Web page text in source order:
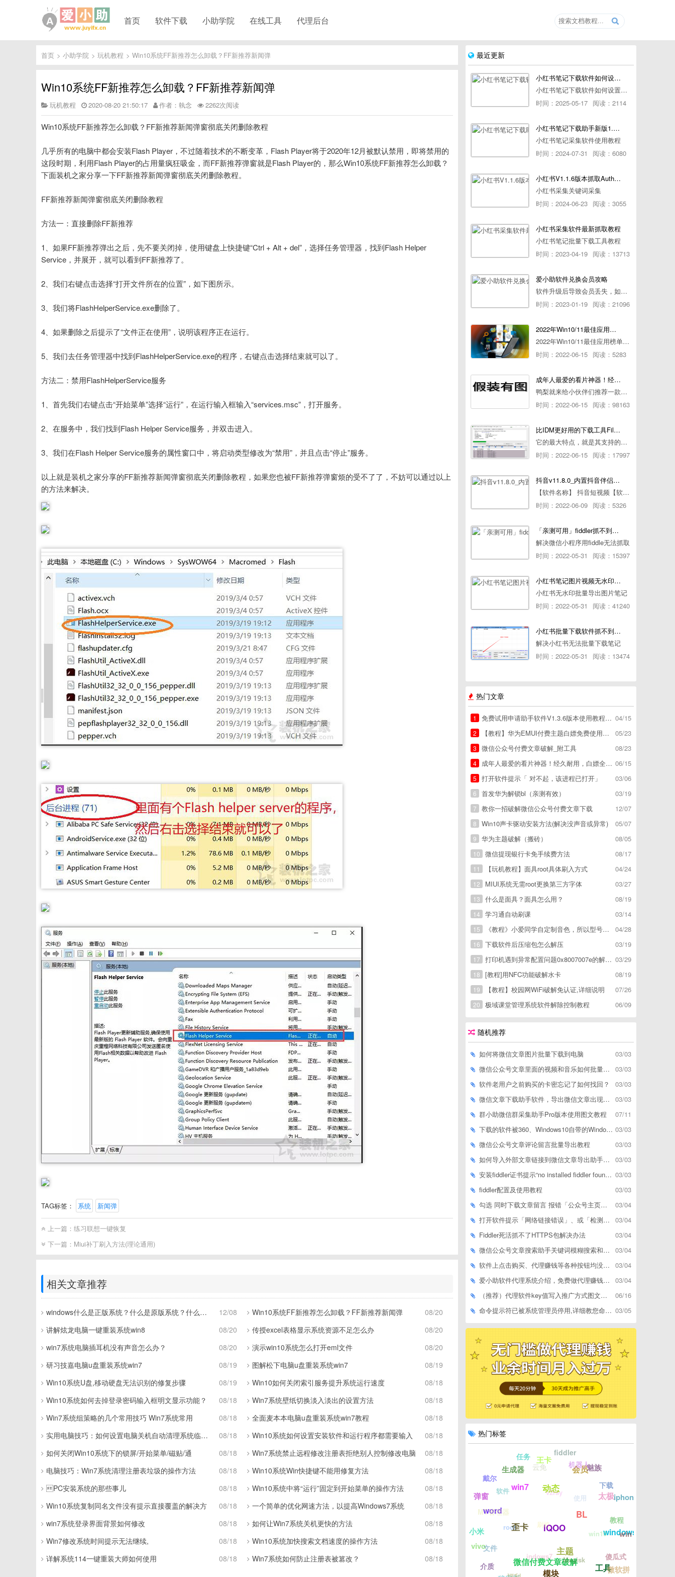
首页 软件下载 小助学院 在线工具 代理后台
首页 > 小助学院 > 玩机教程 > Win10系统FF新推荐怎么卸载？FF新推荐新闻弹
Win10系统FF新推荐怎么卸载？FF新推荐新闻弹
玩机教程 2020-08-20 21:50:17 作者：執念 2262次阅读
Win10系统FF新推荐怎么卸载？FF新推荐新闻弹窗彻底关闭删除教程
几乎所有的电脑中都会安装Flash Player，不过随着技术的不断变革，Flash Player将于2020年12月被默认禁用，即将禁用的
这段时期，利用Flash Player的占用量疯狂吸金，而FF新推荐弹窗就是Flash Player的，那么Win10系统FF新推荐怎么卸载？
下面装机之家分享一下FF新推荐新闻弹窗彻底关闭删除教程。
FF新推荐新闻弹窗彻底关闭删除教程
方法一：直接删除FF新推荐
1、如果FF新推荐弹出之后，先不要关闭掉，使用键盘上快捷键“Ctrl + Alt + del”，选择任务管理器，找到Flash Helper
Service，并展开，就可以看到FF新推荐了。
2、我们右键点击选择“打开文件所在的位置”，如下图所示。
3、我们将FlashHelperService.exe删除了。
4、如果删除之后提示了“文件正在使用”，说明该程序正在运行。
5、我们去任务管理器中找到FlashHelperService.exe的程序，右键点击选择结束就可以了。
方法二：禁用FlashHelperService服务
1、首先我们右键点击“开始菜单”选择“运行”，在运行输入框输入“services.msc”，打开服务。
2、在服务中，我们找到Flash Helper Service服务，并双击进入。
3、我们在Flash Helper Service服务的属性窗口中，将启动类型修改为“禁用”，并且点击“停止”服务。
以上就是装机之家分享的FF新推荐新闻弹窗彻底关闭删除教程，如果您也被FF新推荐弹窗烦的受不了了，不妨可以通过以上
的方法来解决。
TAG标签： 系统 新闻弹
上一篇： 练习联想一键恢复
下一篇： Miui补丁刷入方法(理论通用)
相关文章推荐
12/08
windows什么是正版系统？什么是原版系统？什么是盗版系统？ 08/20
Win10系统FF新推荐怎么卸载？FF新推荐新闻弹
08/20
讲解炫龙电脑一键重装系统win8 08/20
传授excel表格显示系统资源不足怎么办
08/20
win7系统电脑插耳机没有声音怎么办？ 08/20
演示win10系统怎么打开eml文件
08/19
研习技嘉电脑u盘重装系统win7 08/19
图解松下电脑u盘重装系统win7
08/19
Win10系统U盘,移动硬盘无法识别的修复步骤 08/18
Win10如何关闭索引服务提升系统运行速度
08/18
Win10系统如何去掉登录密码输入框明文显示功能？ 08/18
Win7系统壁纸切换淡入淡出的设置方法
08/18
Win7系统组策略的几个常用技巧 Win7系统常用 08/18
全面麦本本电脑u盘重装系统win7教程
08/18
实用电脑技巧：如何设置电脑关机自动清理系统临时垃圾 08/18
Win10系统如何设置安装软件和运行程序都需要输入
08/18
如何关闭Win10系统下的锁屏/开始菜单/磁贴/通 08/18
Win7系统禁止远程修改注册表拒绝别人控制修改电脑
08/18
电脑技巧：Win7系统清理注册表垃圾的操作方法 08/18
Win10系统Win快捷键不能用修复方法
08/18
PC安装系统的那些事儿 08/18
Win10系统中将“运行”固定到开始菜单的操作方法
08/18
Win10系统复制同名文件没有提示直接覆盖的解决方 08/18
一个简单的优化网速方法，以提高Windows7系统
08/18
win7系统登录界面背景如何修改 08/18
如何让Win7系统关机更快的方法
08/18
Win7修改系统时间提示无法继续, 08/18
Win10系统加快搜索文档速度的操作方法
08/18
详解系统114一键重装大师如何使用 08/18
Win7系统如何防止注册表被篡改？
最近更新
小红书笔记下载软件如何设置浏览器路径
小红书笔记下载软件如何设置浏览器路径
时间：2025-05-17 阅读：2114
小红书笔记下载助手新版1.1.7版本使用教程
小红书笔记采集软件使用教程
时间：2024-07-31
阅读：6080
小红书V1.1.6版本抓取AuthorId最新教程
小红书采集关键词采集
时间：2024-06-23 阅读：3055
小红书采集软件最新抓取教程
小红书笔记批量下载工具教程
时间：2023-04-19 阅读：13713
爱小助软件兑换会员攻略
软件升级后导致会员丢失，如何快速兑换会员详细攻略
时间：2023-01-19 阅读：21096
2022年Win10/11最佳应用榜单出炉！ 你都用过几个？
2022年Win10/11最佳应用榜单出炉！ 你都用过几个？
时间：2022-06-15 阅读：5283
成年人最爱的看片神器！经久耐用-白嫖全网资源
鸭梨就来给小伙伴们推荐一款经久耐用的良心播放器，资源齐全无广告，可以放心使用~
时间：2022-06-15 阅读：98163
比IDM更好用的下载工具File Centipede文件蜈蚣-秒杀迅雷-直接飞起！
它的最大特点，就是其支持的下载协议几乎是市面上最全面的，包括HTTP/FTP、BT种子、磁力链接，m3u8流任务（AES-128解密）。
时间：2022-06-15 阅读：17997
抖音v11.8.0_内置抖音伴侣/视频去水印
【软件名称】 抖音短视频【软件版本】 11.8.0【软件大小】 83.74M【是否Root】不需要【测试机型】PCML10 [oppo Reno Ace]【文字介绍】 抖音短视频app是一款很有意思娱
时间：2022-06-09 阅读：5326
「亲测可用」fiddler抓不到pc端微信小程序包解决方案
解决微信小程序用fiddle无法抓取
时间：2022-05-31
阅读：15397
小红书笔记图片视频无水印批量下载软件使用教程
小红书无水印批量导出图片笔记
时间：2022-05-31
阅读：41240
小红书批量下载软件抓不到authorId如何解决
解决小红书无法批量下载笔记
时间：2022-05-31
阅读：13474
热门文章
04/15
1
免费试用申请助手软件V1.3.6版本使用教程，免费领空调冰箱，附下载地址
05/23
2
【教程】华为EMUI付费主题白嫖免费使用方法。
08/23
3
微信公众号付费文章破解_附工具
06/15
4
成年人最爱的看片神器！经久耐用，白嫖全网资源
03/06
5
打开软件提示「 对不起，该进程已打开」
03/19
6
首发华为解锁bl（亲测有效）
12/07
7
教你一招破解微信公众号付费文章下载
05/07
8
Win10声卡驱动安装方法(解决没声音或异常)
08/05
9
华为主题破解（搬砖）
08/17
10
微信提现银行卡免手续费方法
04/24
11
【玩机教程】面具root具体刷入方式
03/27
12
MIUI系统无需root更换第三方字体
08/19
13
什么是面具？面具怎么用？
03/14
14
学习通自动刷课
04/28
15
《教程》小爱同学自定制音色，所以型号通用，不用root
03/19
16
下载软件后压缩包怎么解压
03/29
17
打印机遇到异常配置问题0x8007007e的解决方
08/19
18
[教程]用NFC功能破解水卡
07/26
19
【教程】校园网WiFi破解免认证,详细说明
06/09
20 极域课堂管理系统软件解除控制教程
随机推荐
03/03
如何将微信文章图片批量下载到电脑
03/03
微信公众号文章里面的视频和音乐如何批量下载到电脑上
03/03
软件老用户之前购买的卡密忘记了如何找回？
03/03
微信文章下载助手软件，导出微信文章出现「导出失败*篇」如何解决
07/11
群小助微信群采集助手Pro版本使用图文教程
03/03
下载的软件被360、Windows10自带的Windows Defender、腾讯管家等杀毒软件误删了怎么解决
03/03
微信公众号文章评论留言批量导出教程
03/03
如何导入外部文章链接到微信文章导出助手批量下载，附上3种方式
03/03
安装fiddler证书提示“no installed fiddler found”或开启代理ip失败
03/03
fiddler配置及使用教程
03/04
勾选 同时下载文章留言 报错「公众号主页和加载cookie参数不能为空」
03/04
打开软件提示「网络链接错误」、或「检测版本更新失败」等网络问题解决方案
03/04
Fiddler死活抓不了HTTPS包解决办法
03/04
微信公众号文章搜索助手关键词模糊搜索和精确匹配搜索的区别
03/04
软件上点击购买、代理赚钱等各种按钮均没有反应，不打开相应网址怎么解决
03/04
爱小助软件代理系统介绍，免费做代理赚钱，带你轻松月收入过万
06/16
（推荐）代理软件key值写入推广方式图文教程
03/05
命令提示符已被系统管理员停用,详细教您命令提示符已被系统管理员停用怎么办
热门标签
iQOO
歪卡
微信付费文章破解
模块
主题
BL
动态
win7
word
vivo
工具
windows
太极
会员
王卡
生成器
弹窗
小米
介质
微软拼
win
iphone
魅族
fiddler
任务
戴尔
MT管理器
文件
傻瓜式
教程
下载
机器人
云免
软件
root
indows7 Magisk
win10
使用
v2ray
刷机